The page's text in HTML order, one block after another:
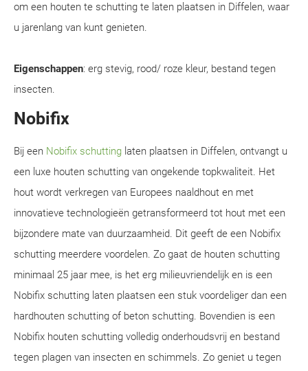
om een houten te schutting te laten plaatsen in Diffelen, waar
u jarenlang van kunt genieten.
Eigenschappen: erg stevig, rood/ roze kleur, bestand tegen
insecten.
Nobifix
Bij een Nobifix schutting laten plaatsen in Diffelen, ontvangt u
een luxe houten schutting van ongekende topkwaliteit. Het
hout wordt verkregen van Europees naaldhout en met
innovatieve technologieën getransformeerd tot hout met een
bijzondere mate van duurzaamheid. Dit geeft de een Nobifix
schutting meerdere voordelen. Zo gaat de houten schutting
minimaal 25 jaar mee, is het erg milieuvriendelijk en is een
Nobifix schutting laten plaatsen een stuk voordeliger dan een
hardhouten schutting of beton schutting. Bovendien is een
Nobifix houten schutting volledig onderhoudsvrij en bestand
tegen plagen van insecten en schimmels. Zo geniet u tegen